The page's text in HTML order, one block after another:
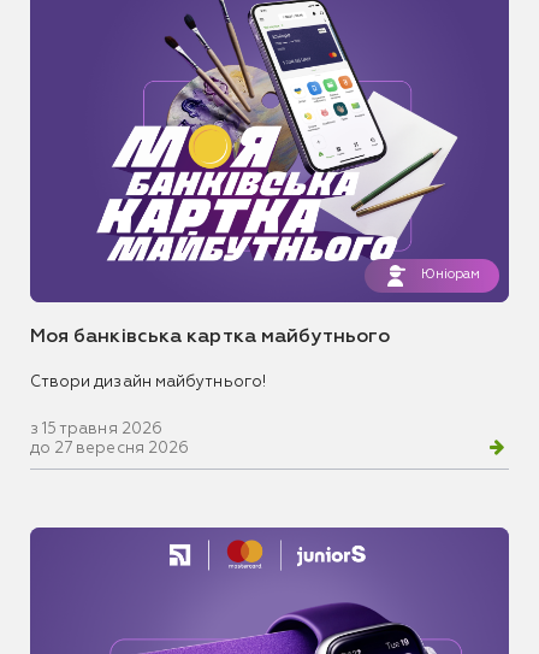
Юніорам
Моя банківська картка майбутнього
Створи дизайн майбутнього!
з 15 травня 2026
до 27 вересня 2026